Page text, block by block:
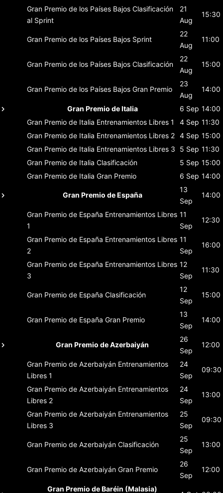
Gran Premio de los Países Bajos Clasificación
al Sprint
21
Aug
15:30
Gran Premio de los Países Bajos Sprint
22
Aug
11:00
Gran Premio de los Países Bajos Clasificación
22
Aug
15:00
Gran Premio de los Países Bajos Gran Premio
23
Aug
14:00
Gran Premio de Italia 6 Sep 14:00
Gran Premio de Italia Entrenamientos Libres 1 4 Sep 11:30
Gran Premio de Italia Entrenamientos Libres 2 4 Sep 15:00
Gran Premio de Italia Entrenamientos Libres 3 5 Sep 11:30
Gran Premio de Italia Clasificación 5 Sep 15:00
Gran Premio de Italia Gran Premio 6 Sep 14:00
Gran Premio de España
13
Sep
14:00
Gran Premio de España Entrenamientos Libres
1
11
Sep
12:30
Gran Premio de España Entrenamientos Libres
2
11
Sep
16:00
Gran Premio de España Entrenamientos Libres
3
12
Sep
11:30
Gran Premio de España Clasificación
12
Sep
15:00
Gran Premio de España Gran Premio
13
Sep
14:00
Gran Premio de Azerbaiyán
26
Sep
12:00
Gran Premio de Azerbaiyán Entrenamientos
Libres 1
24
Sep
09:30
Gran Premio de Azerbaiyán Entrenamientos
Libres 2
24
Sep
13:00
Gran Premio de Azerbaiyán Entrenamientos
Libres 3
25
Sep
09:30
Gran Premio de Azerbaiyán Clasificación
25
Sep
13:00
Gran Premio de Azerbaiyán Gran Premio
26
Sep
12:00
Gran Premio de Baréin (Malasia)